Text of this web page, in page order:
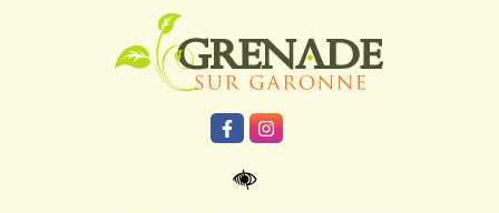
Lien vers le compte Facebook
Lien vers le compte